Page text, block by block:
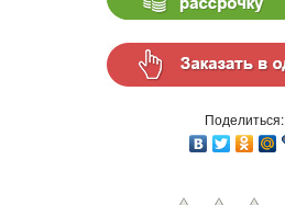
Поделиться: